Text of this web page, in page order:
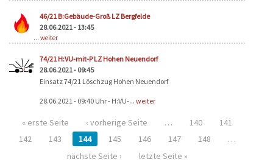
46/21 B:Gebäude-Groß LZ Bergfelde
28.06.2021 - 13:45
... weiter
74/21 H:VU-mit-P LZ Hohen Neuendorf
28.06.2021 - 09:45
Einsatz 74/21 Löschzug Hohen Neuendorf
28.06.2021 - 09:40 Uhr - H:VU-... weiter
« erste Seite ‹ vorherige Seite … 140
141
142
143 144 145 146 147 148
…
nächste Seite ›
letzte Seite »